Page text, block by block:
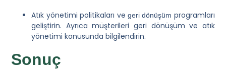
Atık yönetimi politikaları ve geri dönüşüm programları
geliştirin. Ayrıca müşterileri geri dönüşüm ve atık
yönetimi konusunda bilgilendirin.
Sonuç